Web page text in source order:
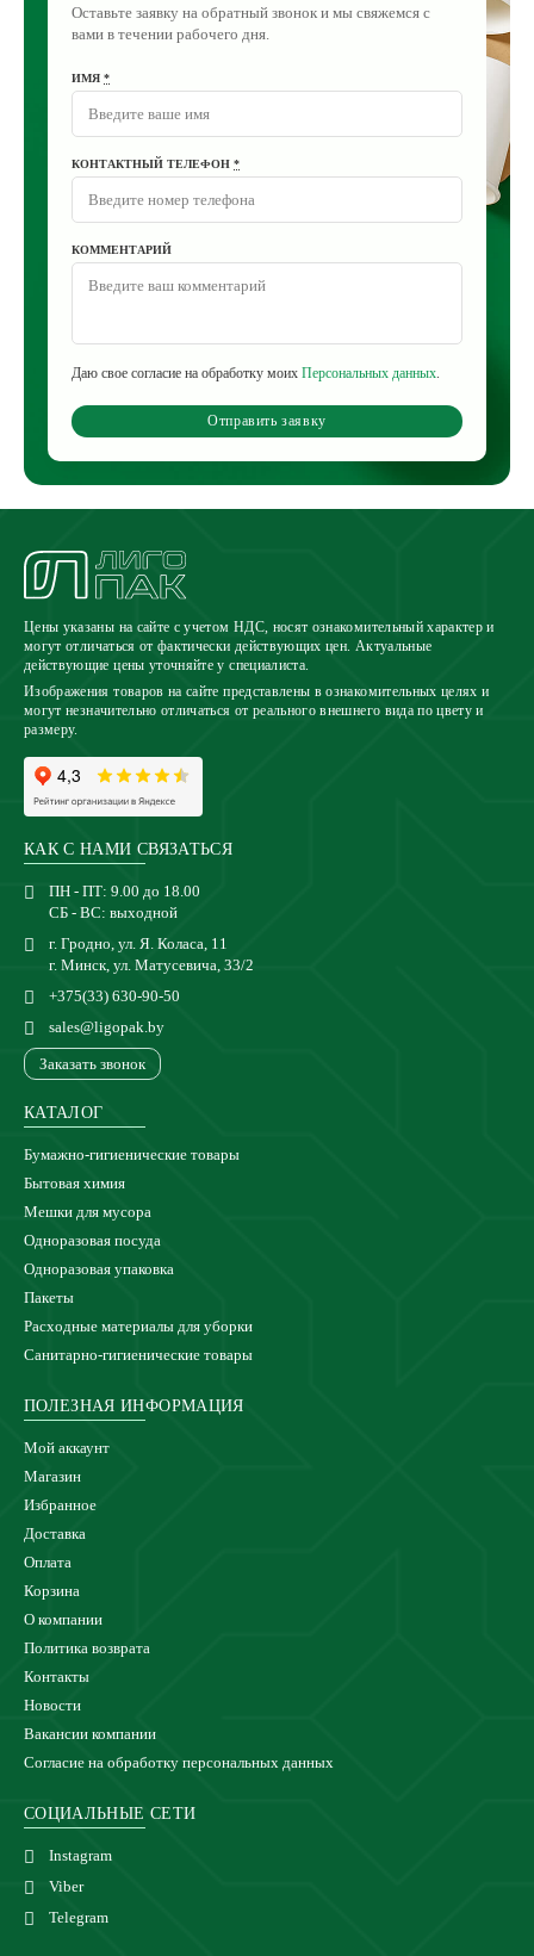
Оставьте заявку на обратный звонок и мы свяжемся с
вами в течении рабочего дня.
ИМЯ *
КОНТАКТНЫЙ ТЕЛЕФОН *
КОММЕНТАРИЙ
Даю свое согласие на обработку моих Персональных данных.
Отправить заявку
Цены указаны на сайте с учетом НДС, носят ознакомительный характер и
могут отличаться от фактически действующих цен. Актуальные
действующие цены уточняйте у специалиста.
Изображения товаров на сайте представлены в ознакомительных целях и
могут незначительно отличаться от реального внешнего вида по цвету и
размеру.
КАК С НАМИ СВЯЗАТЬСЯ
ПН - ПТ: 9.00 до 18.00
СБ - ВС: выходной
г. Гродно, ул. Я. Коласа, 11
г. Минск, ул. Матусевича, 33/2
+375(33) 630-90-50
sales@ligopak.by
Заказать звонок
КАТАЛОГ
Бумажно-гигиенические товары
Бытовая химия
Мешки для мусора
Одноразовая посуда
Одноразовая упаковка
Пакеты
Расходные материалы для уборки
Санитарно-гигиенические товары
ПОЛЕЗНАЯ ИНФОРМАЦИЯ
Мой аккаунт
Магазин
Избранное
Доставка
Оплата
Корзина
О компании
Политика возврата
Контакты
Новости
Вакансии компании
Согласие на обработку персональных данных
СОЦИАЛЬНЫЕ СЕТИ
Instagram
Viber
Telegram